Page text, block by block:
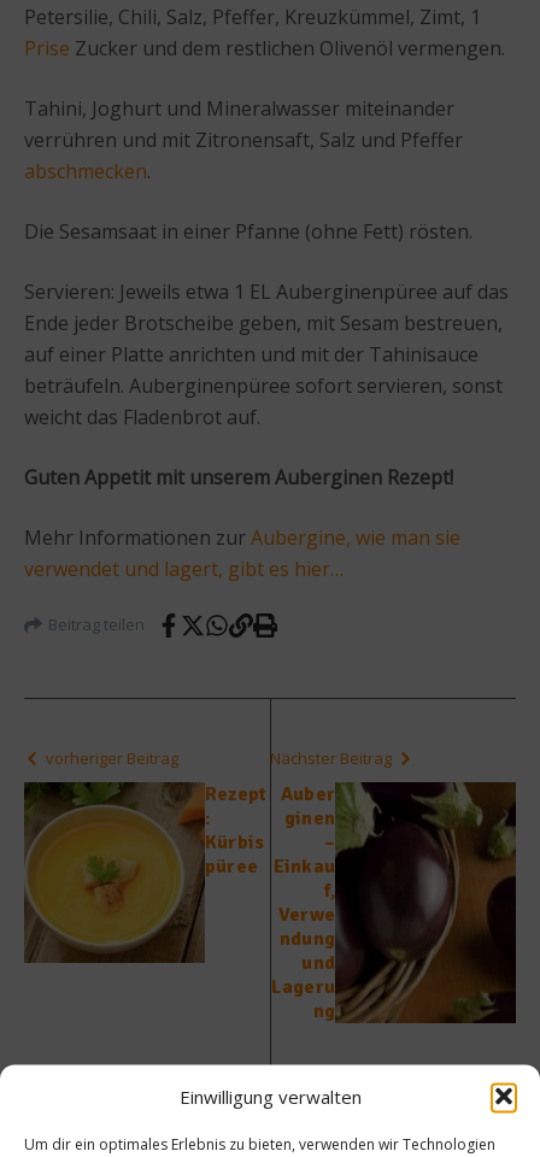
Einwilligung verwalten
Um dir ein optimales Erlebnis zu bieten, verwenden wir Technologien
Petersilie, Chili, Salz, Pfeffer, Kreuzkümmel, Zimt, 1
Prise Zucker und dem restlichen Olivenöl vermengen.
Tahini, Joghurt und Mineralwasser miteinander
verrühren und mit Zitronensaft, Salz und Pfeffer
abschmecken.
Die Sesamsaat in einer Pfanne (ohne Fett) rösten.
Servieren: Jeweils etwa 1 EL Auberginenpüree auf das
Ende jeder Brotscheibe geben, mit Sesam bestreuen,
auf einer Platte anrichten und mit der Tahinisauce
beträufeln. Auberginenpüree sofort servieren, sonst
weicht das Fladenbrot auf.
Guten Appetit mit unserem Auberginen Rezept!
Mehr Informationen zurAubergine, wie man sie
verwendet und lagert, gibt es hier…
Beitrag teilen
vorheriger Beitrag
Rezept
:
Kürbis
püree
Nächster Beitrag
Auber
ginen
–
Einkau
f,
Verwe
ndung
und
Lageru
ng